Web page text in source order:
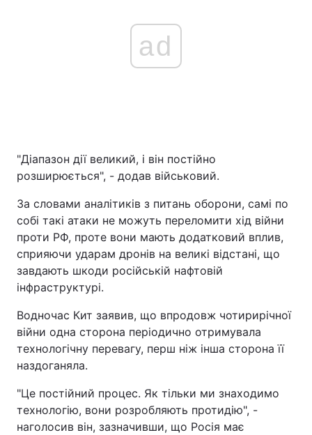
ad
"Діапазон дії великий, і він постійно
розширюється", - додав військовий.
За словами аналітиків з питань оборони, самі по
собі такі атаки не можуть переломити хід війни
проти РФ, проте вони мають додатковий вплив,
сприяючи ударам дронів на великі відстані, що
завдають шкоди російській нафтовій
інфраструктурі.
Водночас Кит заявив, що впродовж чотирирічної
війни одна сторона періодично отримувала
технологічну перевагу, перш ніж інша сторона її
наздоганяла.
"Це постійний процес. Як тільки ми знаходимо
технологію, вони розробляють протидію", -
наголосив він, зазначивши, що Росія має